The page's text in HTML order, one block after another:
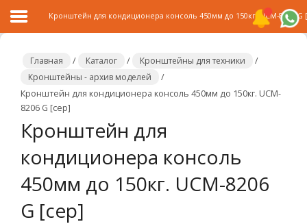
Главная
Каталог
Распродажа
О
Кронштейн для кондиционера консоль 450мм до 150кг. UCM-8206 G
Главная / Каталог / Кронштейны для техники
/
Кронштейны - архив моделей
/
Кронштейн для кондиционера консоль 450мм до 150кг. UCM-
8206 G [сер]
Кронштейн для
кондиционера консоль
450мм до 150кг. UCM-8206
G [сер]